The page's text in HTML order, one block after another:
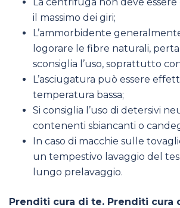
il massimo dei giri;
L’ammorbidente
logorare le fibre naturali,
sconsiglia l’uso, soprattutto
L’asciugatura può essere
temperatura bassa;
Si consiglia l’uso di detersivi
contenenti sbiancanti o
In caso di macchie sulle
un tempestivo lavaggio del
lungo prelavaggio.
Prenditi cura di te. Prenditi cura